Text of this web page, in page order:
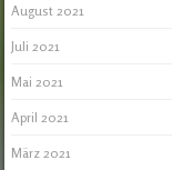
August 2021
Juli 2021
Mai 2021
April 2021
März 2021